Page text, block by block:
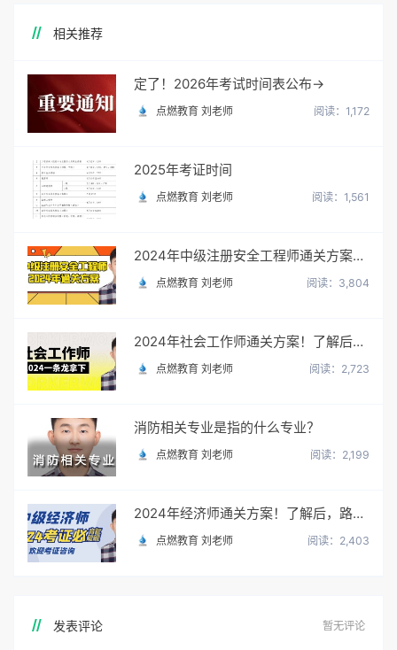
相关推荐
定了！2026年考试时间表公布→
点燃教育 刘老师 阅读：1,172
2025年考证时间
点燃教育 刘老师 阅读：1,561
2024年中级注册安全工程师通关方案！了解后，路走宽了！
点燃教育 刘老师 阅读：3,804
2024年社会工作师通关方案！了解后，路走宽了！
点燃教育 刘老师 阅读：2,723
消防相关专业是指的什么专业？
点燃教育 刘老师 阅读：2,199
2024年经济师通关方案！了解后，路走宽了！
点燃教育 刘老师 阅读：2,403
发表评论 暂无评论